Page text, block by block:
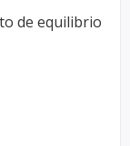
de equilibrio